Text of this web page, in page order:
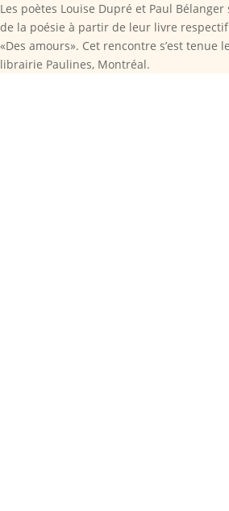
Les poètes Louise Dupré et Paul
de la poésie à partir de leur livre
«Des amours». Cet rencontre s’est tenue
librairie Paulines, Montréal.